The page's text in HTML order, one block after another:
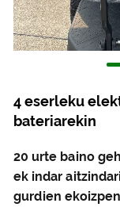
4 eserleku
bateriarekin
20 urte baino
ek indar
gurdien